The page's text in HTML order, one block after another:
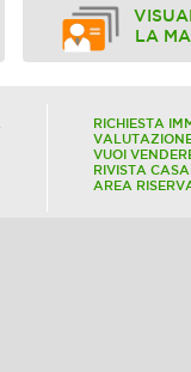
LA
RICHIESTA
VUOI
RIVISTA
AREA